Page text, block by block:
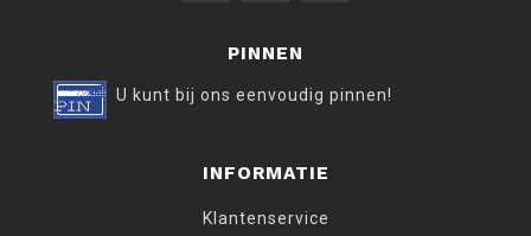
PINNEN
U kunt bij ons eenvoudig pinnen!
INFORMATIE
Klantenservice